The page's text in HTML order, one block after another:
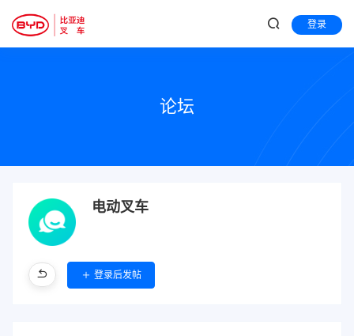
登录
论坛
电动叉车
登录后发帖